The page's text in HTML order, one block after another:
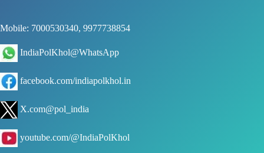
Mobile: 7000530340, 9977738854
IndiaPolKhol@WhatsApp
facebook.com/indiapolkhol.in
X.com@pol_india
youtube.com/@IndiaPolKhol